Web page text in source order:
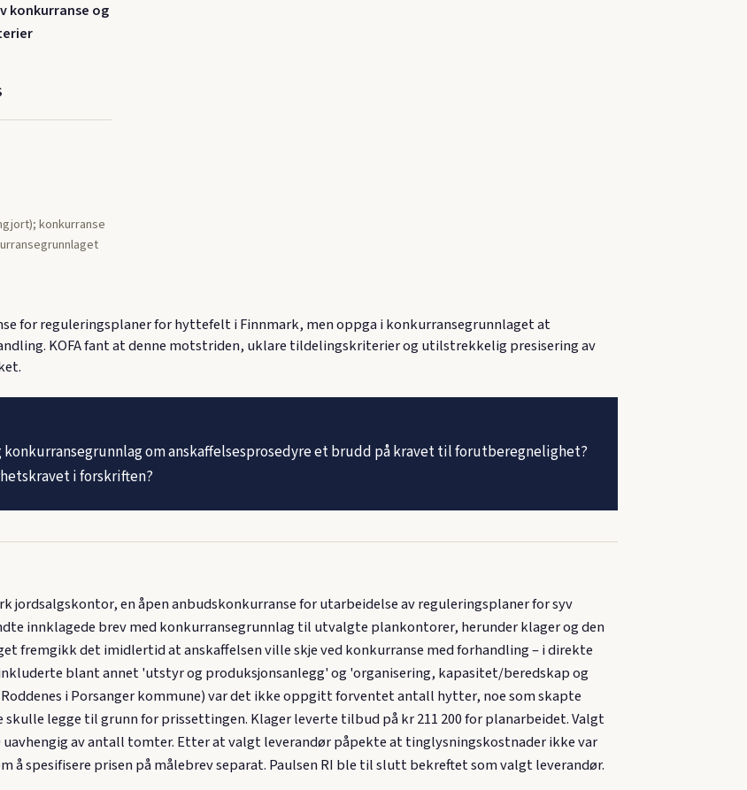
konkurranse og
konkurranse
for reguleringsplaner for hyttefelt i Finnmark, men oppga i konkurransegrunnlaget at
KOFA fant at denne motstriden, uklare tildelingskriterier og utilstrekkelig presisering av
om anskaffelsesprosedyre et brudd på kravet til forutberegnelighet?
i forskriften?
jordsalgskontor, en åpen anbudskonkurranse for utarbeidelse av reguleringsplaner for syv
innklagede brev med konkurransegrunnlag til utvalgte plankontorer, herunder klager og den
fremgikk det imidlertid at anskaffelsen ville skje ved konkurranse med forhandling – i direkte
blant annet 'utstyr og produksjonsanlegg' og 'organisering, kapasitet/beredskap og
i Porsanger kommune) var det ikke oppgitt forventet antall hytter, noe som skapte
legge til grunn for prissettingen. Klager leverte tilbud på kr 211 200 for planarbeidet. Valgt
uavhengig av antall tomter. Etter at valgt leverandør påpekte at tinglysningskostnader ikke var
å spesifisere prisen på målebrev separat. Paulsen RI ble til slutt bekreftet som valgt leverandør.